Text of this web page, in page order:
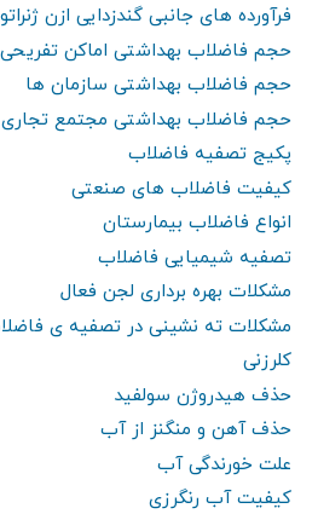
فرآورده های جانبی گندزدایی ازن
حجم فاضلاب بهداشتی اماکن تفریحی
حجم فاضلاب بهداشتی سازمان ها
حجم فاضلاب بهداشتی مجتمع تجاری
پکیج تصفیه فاضلاب
کیفیت فاضلاب های صنعتی
انواع فاضلاب بیمارستان
تصفیه شیمیایی فاضلاب
مشکلات بهره برداری لجن فعال
مشکلات ته نشینی در تصفیه ی
کلرزنی
حذف هیدروژن سولفید
حذف آهن و منگنز از آب
علت خورندگی آب
کیفیت آب رنگرزی